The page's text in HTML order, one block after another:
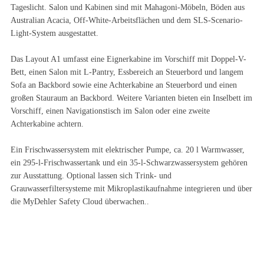
Tageslicht. Salon und Kabinen sind mit Mahagoni-Möbeln, Böden aus
Australian Acacia, Off-White-Arbeitsflächen und dem SLS-Scenario-
Light-System ausgestattet.
Das Layout A1 umfasst eine Eignerkabine im Vorschiff mit Doppel-V-
Bett, einen Salon mit L-Pantry, Essbereich an Steuerbord und langem
Sofa an Backbord sowie eine Achterkabine an Steuerbord und einen
großen Stauraum an Backbord. Weitere Varianten bieten ein Inselbett im
Vorschiff, einen Navigationstisch im Salon oder eine zweite
Achterkabine achtern.
Ein Frischwassersystem mit elektrischer Pumpe, ca. 20 l Warmwasser,
ein 295-l-Frischwassertank und ein 35-l-Schwarzwassersystem gehören
zur Ausstattung. Optional lassen sich Trink- und
Grauwasserfiltersysteme mit Mikroplastikaufnahme integrieren und über
die MyDehler Safety Cloud überwachen..